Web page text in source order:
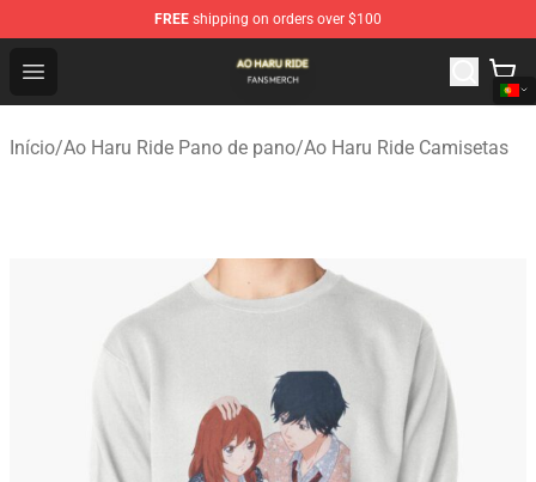
FREE shipping on orders over $100
Open menu
Ao Haru Ride Shop - Official Ao Haru Ride Merchandise
Início/Ao Haru Ride Pano de pano/Ao Haru Ride Camisetas